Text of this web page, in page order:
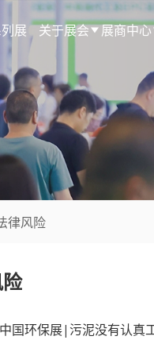
展 关于展会 展商中心
律风险
国环保展|污泥没有认真